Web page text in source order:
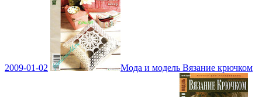
2009-01-02 Мода и модель Вязание крючком